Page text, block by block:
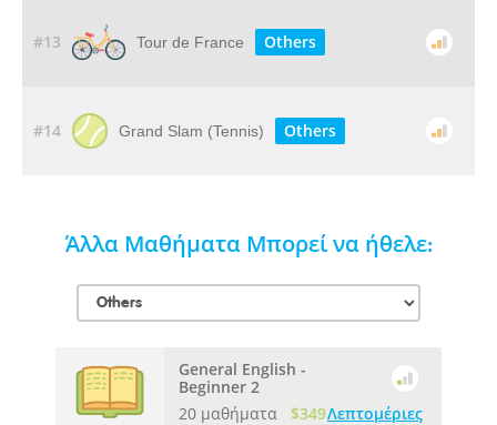
#13 Tour de France Others
#14 Grand Slam (Tennis) Others
Άλλα Μαθήματα Μπορεί να ήθελε:
General English -
Beginner 2
20 μαθήματα
$349Λεπτομέριες